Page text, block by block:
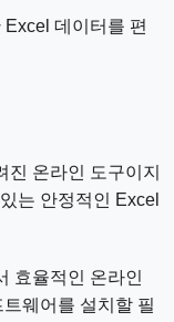
데이터를 편
온라인 도구이지
는 안정적인 Excel
효율적인 온라인
웨어를 설치할 필